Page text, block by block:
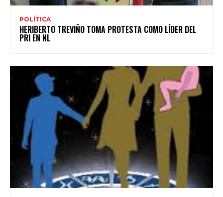
POLÍTICA
HERIBERTO TREVIÑO TOMA PROTESTA COMO LÍDER DEL
PRI EN NL